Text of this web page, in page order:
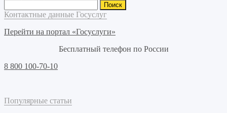
Контактные данные Госуслуг
Перейти на портал «Госуслуги»
Бесплатный телефон по России
8 800 100-70-10
Популярные статьи